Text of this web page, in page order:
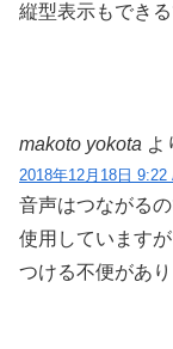
縦型表示もでき
makoto yokota よ
2018年12月18日 9:22
音声はつながる
使用しています
つける不便があり